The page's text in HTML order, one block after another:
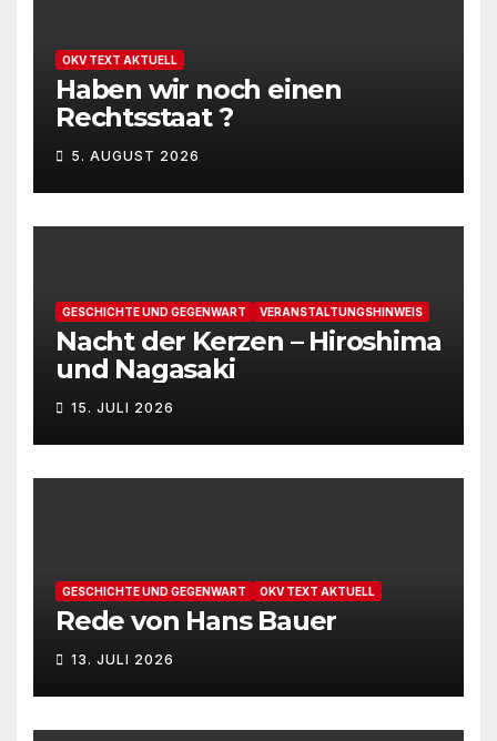
OKV TEXT AKTUELL
Haben wir noch einen
Rechtsstaat ?
5. AUGUST 2026
GESCHICHTE UND GEGENWART VERANSTALTUNGSHINWEIS
Nacht der Kerzen – Hiroshima
und Nagasaki
15. JULI 2026
GESCHICHTE UND GEGENWART OKV TEXT AKTUELL
Rede von Hans Bauer
13. JULI 2026